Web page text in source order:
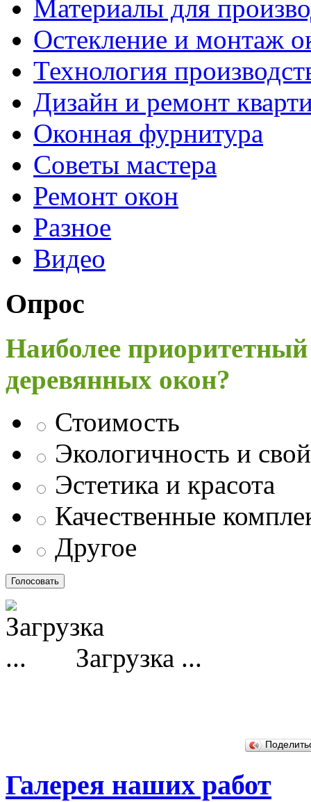
Материалы для
Остекление и монтаж
Технология
Дизайн и ремонт
Оконная фурнитура
Советы мастера
Ремонт окон
Разное
Видео
Опрос
Наиболее
деревянных окон?
Стоимость
Экологичность и
Эстетика и красота
Качественные
Другое
Загрузка ...
Галерея наших работ